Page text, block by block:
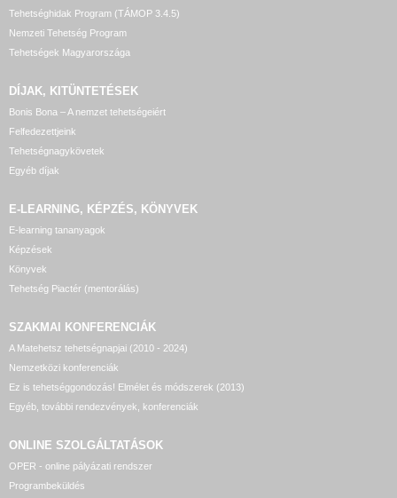
Tehetséghidak Program (TÁMOP 3.4.5)
Nemzeti Tehetség Program
Tehetségek Magyarországa
DÍJAK, KITÜNTETÉSEK
Bonis Bona – A nemzet tehetségeiért
Felfedezettjeink
Tehetségnagykövetek
Egyéb díjak
E-LEARNING, KÉPZÉS, KÖNYVEK
E-learning tananyagok
Képzések
Könyvek
Tehetség Piactér (mentorálás)
SZAKMAI KONFERENCIÁK
A Matehetsz tehetségnapjai (2010 - 2024)
Nemzetközi konferenciák
Ez is tehetséggondozás! Elmélet és módszerek (2013)
Egyéb, további rendezvények, konferenciák
ONLINE SZOLGÁLTATÁSOK
OPER - online pályázati rendszer
Programbeküldés